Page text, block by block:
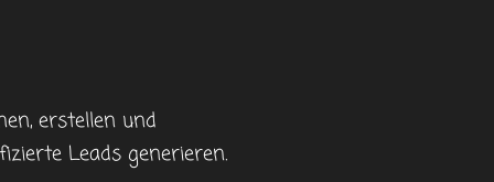
erstellen und
Leads generieren.